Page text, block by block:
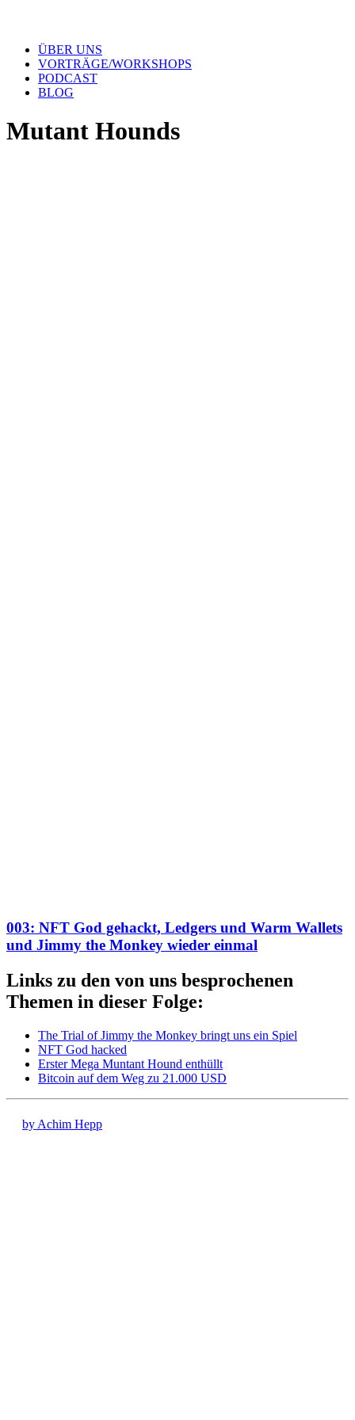
ÜBER UNS
VORTRÄGE/WORKSHOPS
PODCAST
BLOG
Mutant Hounds
003: NFT God gehackt, Ledgers und Warm Wallets
und Jimmy the Monkey wieder einmal
Links zu den von uns besprochenen
Themen in dieser Folge:
The Trial of Jimmy the Monkey bringt uns ein Spiel
NFT God hacked
Erster Mega Muntant Hound enthüllt
Bitcoin auf dem Weg zu 21.000 USD
by Achim Hepp